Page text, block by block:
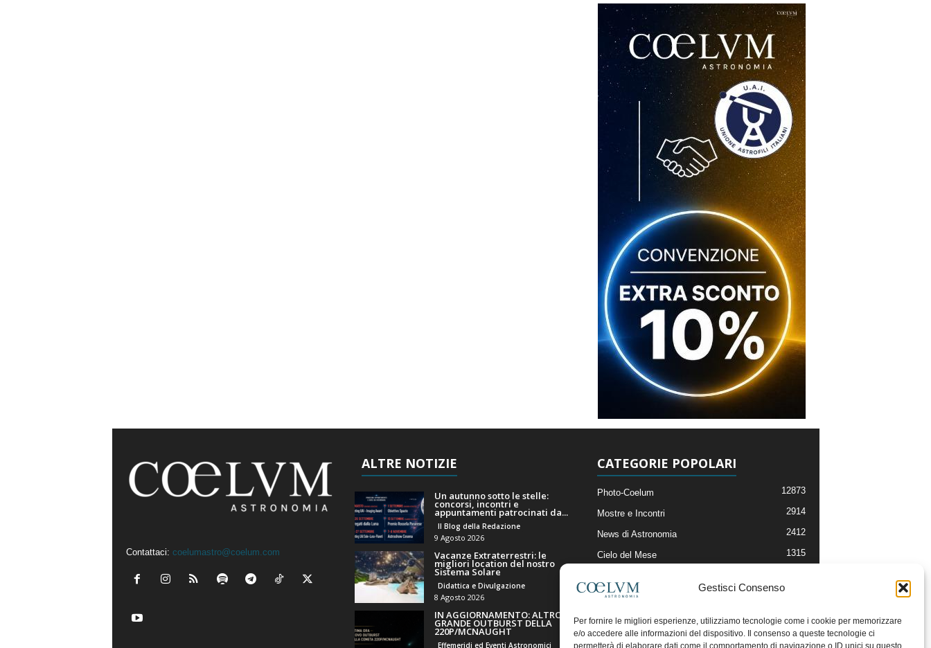
Gestisci Consenso
Per fornire le migliori esperienze, utilizziamo tecnologie come i cookie per memorizzare
e/o accedere alle informazioni del dispositivo. Il consenso a queste tecnologie ci
permetterà di elaborare dati come il comportamento di navigazione o ID unici su questo
Contattaci: coelumastro@coelum.com
ALTRE NOTIZIE
Un autunno sotto le stelle:
concorsi, incontri e
appuntamenti patrocinati da...
Il Blog della Redazione
9 Agosto 2026
Vacanze Extraterrestri: le
migliori location del nostro
Sistema Solare
Didattica e Divulgazione
8 Agosto 2026
IN AGGIORNAMENTO: ALTRO
GRANDE OUTBURST DELLA
220P/MCNAUGHT
Effemeridi ed Eventi Astronomici
CATEGORIE POPOLARI
Photo-Coelum 12873
Mostre e Incontri 2914
News di Astronomia 2412
Cielo del Mese 1315
Articoli e Risorse On-Line
Il Blog della Redazione